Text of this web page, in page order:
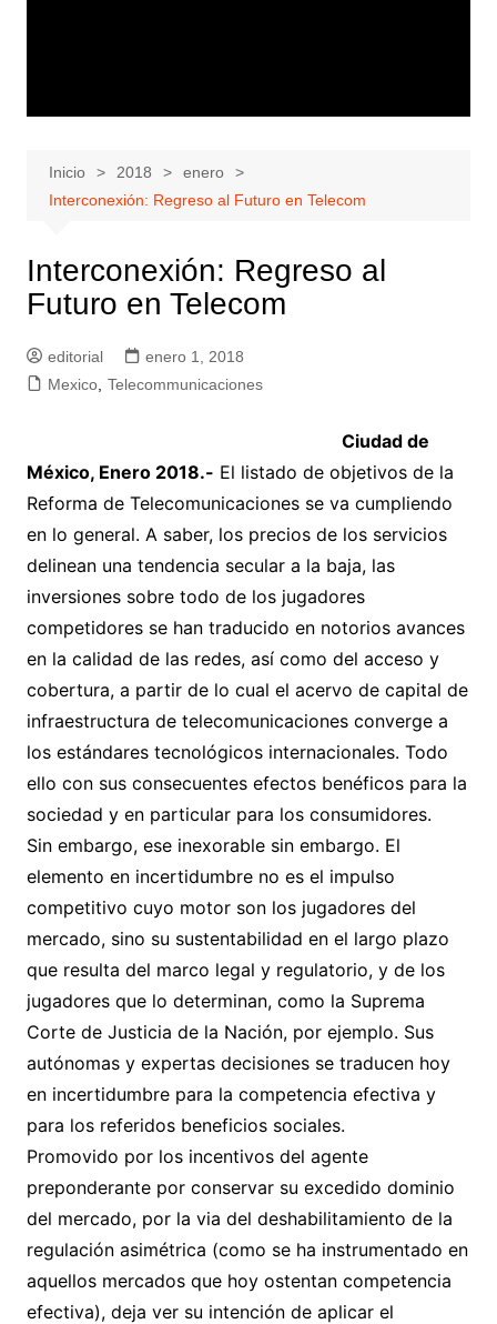
Inicio 2018
enero
Interconexión: Regreso al Futuro en Telecom
Interconexión: Regreso al
Futuro en Telecom
editorial
enero 1, 2018
Mexico, Telecommunicaciones
Ciudad de
México, Enero 2018.- El listado de objetivos de la
Reforma de Telecomunicaciones se va cumpliendo
en lo general. A saber, los precios de los servicios
delinean una tendencia secular a la baja, las
inversiones sobre todo de los jugadores
competidores se han traducido en notorios avances
en la calidad de las redes, así como del acceso y
cobertura, a partir de lo cual el acervo de capital de
infraestructura de telecomunicaciones converge a
los estándares tecnológicos internacionales. Todo
ello con sus consecuentes efectos benéficos para la
sociedad y en particular para los consumidores.
Sin embargo, ese inexorable sin embargo. El
elemento en incertidumbre no es el impulso
competitivo cuyo motor son los jugadores del
mercado, sino su sustentabilidad en el largo plazo
que resulta del marco legal y regulatorio, y de los
jugadores que lo determinan, como la Suprema
Corte de Justicia de la Nación, por ejemplo. Sus
autónomas y expertas decisiones se traducen hoy
en incertidumbre para la competencia efectiva y
para los referidos beneficios sociales.
Promovido por los incentivos del agente
preponderante por conservar su excedido dominio
del mercado, por la via del deshabilitamiento de la
regulación asimétrica (como se ha instrumentado en
aquellos mercados que hoy ostentan competencia
efectiva), deja ver su intención de aplicar el